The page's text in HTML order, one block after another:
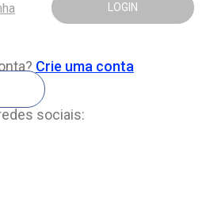
LOGIN
Crie uma conta
sociais: